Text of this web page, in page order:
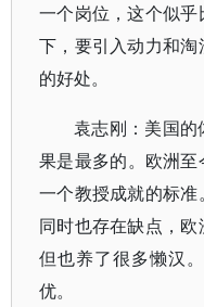
一个岗位，这个似
下，要引入动力和
的好处。
袁志刚：美国
果是最多的。欧洲至
一个教授成就的标
同时也存在缺点，欧
但也养了很多懒汉
优。